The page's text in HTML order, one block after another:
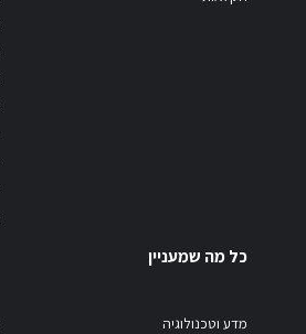
כל מה שמעניין
מדע וטכנולוגיה